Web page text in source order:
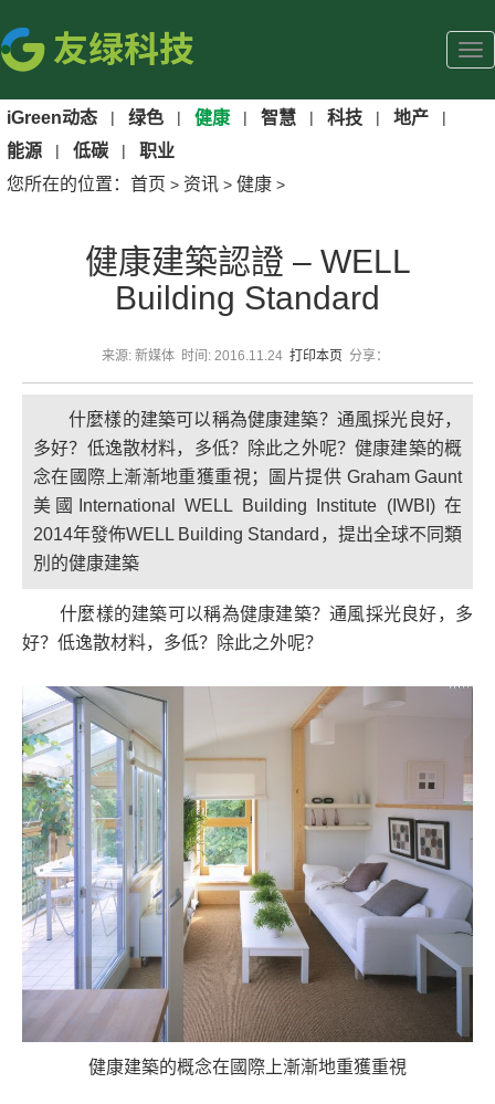
iGreen动态 | 绿色 | 健康 | 智慧 | 科技 | 地产 |
能源 | 低碳 |
职业
您所在的位置： 首页 > 资讯 > 健康 >
健康建築認證 – WELL
Building Standard
来源: 新媒体 时间: 2016.11.24 打印本页 分享：
什麼樣的建築可以稱為健康建築？通風採光良好，
多好？低逸散材料，多低？除此之外呢？健康建築的概
念在國際上漸漸地重獲重視；圖片提供 Graham Gaunt
美國International WELL Building Institute (IWBI) 在
2014年發佈WELL Building Standard，提出全球不同類
別的健康建築
什麼樣的建築可以稱為健康建築？通風採光良好，多
好？低逸散材料，多低？除此之外呢？
健康建築的概念在國際上漸漸地重獲重視